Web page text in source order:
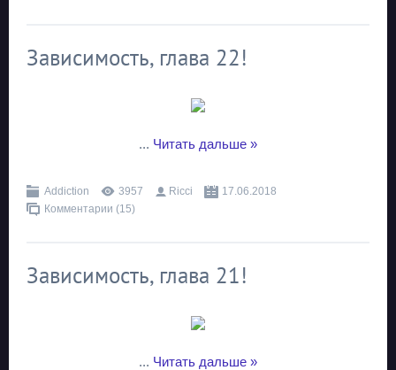
Зависимость, глава 22!
... Читать дальше »
Addiction 3957 Ricci
17.06.2018
Комментарии (15)
Зависимость, глава 21!
... Читать дальше »